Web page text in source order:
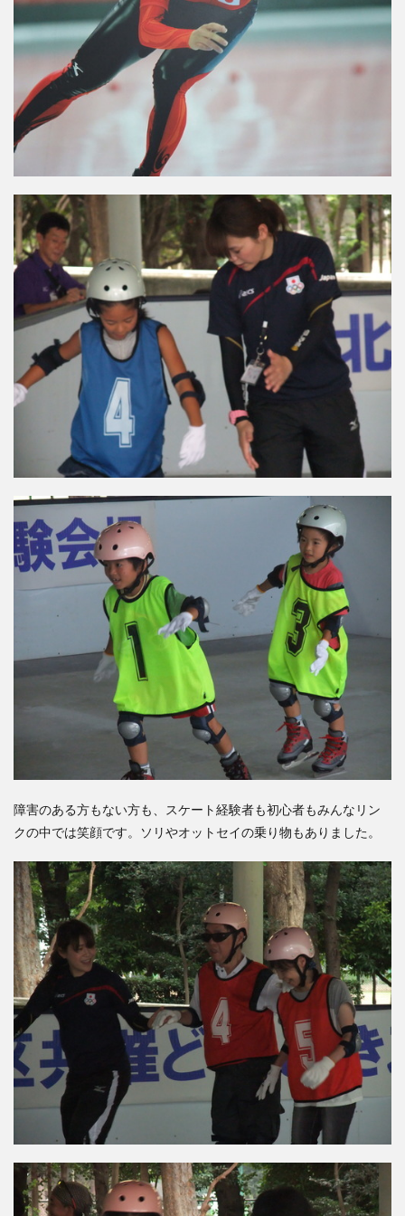
障害のある方もない方も、スケート経験者も初心者もみんなリン
クの中では笑顔です。ソリやオットセイの乗り物もありました。